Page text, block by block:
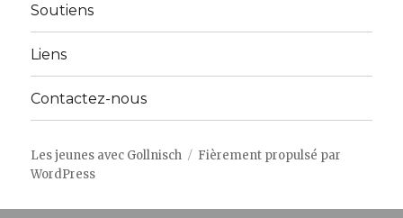
Soutiens
Liens
Contactez-nous
Les jeunes avec Gollnisch
Fièrement propulsé par
WordPress